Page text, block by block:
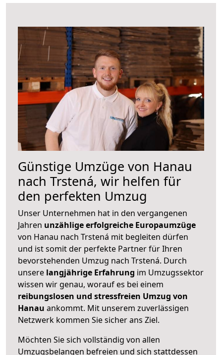
Günstige Umzüge von Hanau
nach Trstená, wir helfen für
den perfekten Umzug
Unser Unternehmen hat in den vergangenen
Jahren unzählige erfolgreiche Europaumzüge
von Hanau nach Trstená mit begleiten dürfen
und ist somit der perfekte Partner für Ihren
bevorstehenden Umzug nach Trstená. Durch
unsere langjährige Erfahrung im Umzugssektor
wissen wir genau, worauf es bei einem
reibungslosen und stressfreien Umzug von
Hanau ankommt. Mit unserem zuverlässigen
Netzwerk kommen Sie sicher ans Ziel.
Möchten Sie sich vollständig von allen
Umzugsbelangen befreien und sich stattdessen